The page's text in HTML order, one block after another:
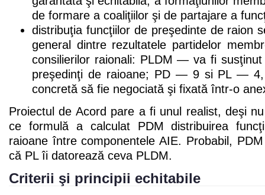
de formare a coaliţiilor şi de partajare a
distribuţia funcţiilor de preşedinte de raion
general dintre rezultatele partidelor
consilierilor raionali: PLDM — va fi
preşedinţi de raioane; PD — 9 si PL — 4,
concretă să fie negociată şi fixată într-o
Proiectul de Acord pare a fi unul realist, deşi
ce formulă a calculat PDM distribuirea
raioane între componentele AIE. Probabil,
că PL îi datorează ceva PLDM.
Criterii şi principii echitabile